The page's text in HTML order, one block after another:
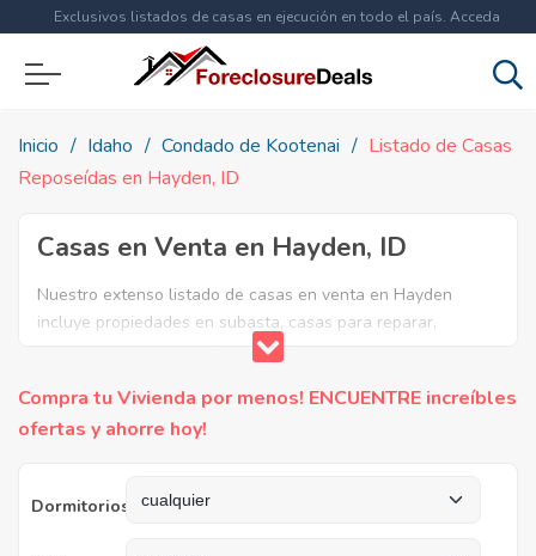
Exclusivos listados de casas en ejecución en todo el país. Acceda
ahora a
Inicio Idaho Condado de Kootenai
Listado de Casas
Reposeídas en Hayden, ID
Casas en Venta en Hayden, ID
Nuestro extenso listado de casas en venta en Hayden
incluye propiedades en subasta, casas para reparar,
apartamentos reposeidos por el banco, ejecuciones
que necesita y aproveche estas increibles ofertas en Bienes
Raíces en Hayden, Idaho.
Compra tu Vivienda por menos! ENCUENTRE increíbles
ofertas y ahorre hoy!
Dormitorios